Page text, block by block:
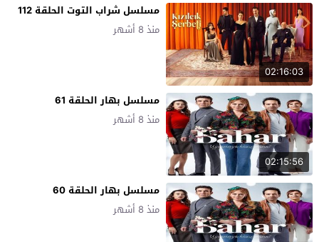
02:16:03
مسلسل شراب التوت الحلقة 112
منذ 8 أشهر
02:15:56
مسلسل بهار الحلقة 61
منذ 8 أشهر
مسلسل بهار الحلقة 60
منذ 8 أشهر